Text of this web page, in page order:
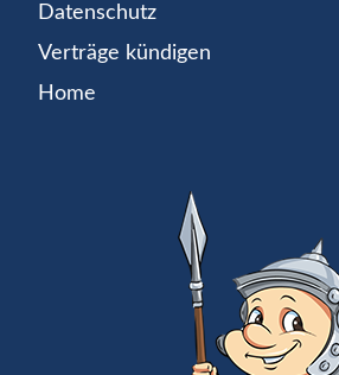
Datenschutz
Verträge kündigen
Home